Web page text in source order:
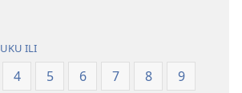
ILI
4 5 6 7 8
9